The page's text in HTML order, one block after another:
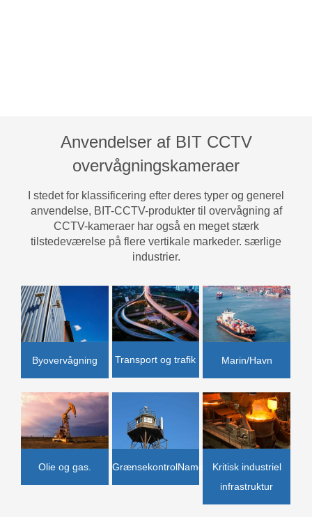
Anvendelser af BIT CCTV
overvågningskameraer
I stedet for klassificering efter deres typer og generel
anvendelse, BIT-CCTV-produkter til overvågning af
CCTV-kameraer har også en meget stærk
tilstedeværelse på flere vertikale markeder. særlige
industrier.
Byovervågning Transport og trafik Marin/Havn
Olie og gas. GrænsekontrolName
Kritisk industriel
infrastruktur